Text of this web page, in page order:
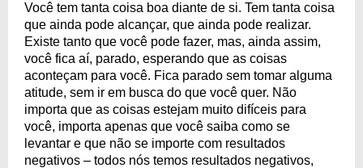
Você tem tanta coisa boa diante de si. Tem tanta coisa
que ainda pode alcançar, que ainda pode realizar.
Existe tanto que você pode fazer, mas, ainda assim,
você fica aí, parado, esperando que as coisas
aconteçam para você. Fica parado sem tomar alguma
atitude, sem ir em busca do que você quer. Não
importa que as coisas estejam muito difíceis para
você, importa apenas que você saiba como se
levantar e que não se importe com resultados
negativos – todos nós temos resultados negativos,